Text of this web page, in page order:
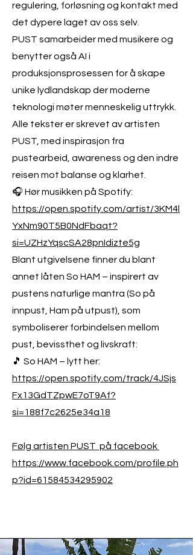
regulering, forløsning og kontakt med
det dypere laget av oss selv.
PUST samarbeider med musikere og
benytter også AI i
produksjonsprosessen for å skape
unike lydlandskap der moderne
teknologi møter menneskelig uttrykk.
Alle tekster er skrevet av artisten
PUST, med inspirasjon fra
pustearbeid, awareness og den indre
reisen mot balanse og klarhet.
🎧 Hør musikken på Spotify:
https://open.spotify.com/artist/3KM4l
YxNm90T5B0NdFbaqt?
si=UZHzYqscSA28pnIdizte5g
Blant utgivelsene finner du blant
annet låten So HAM – inspirert av
pustens naturlige mantra (So på
innpust, Ham på utpust), som
symboliserer forbindelsen mellom
pust, bevissthet og livskraft:
🎵 So HAM – lytt her:
https://open.spotify.com/track/4JSjs
Fx13GdTZpwE7oT9Af?
si=188f7c2625e34a18
Følg artisten PUST på facebook
https://www.facebook.com/profile.ph
p?id=61584534295902